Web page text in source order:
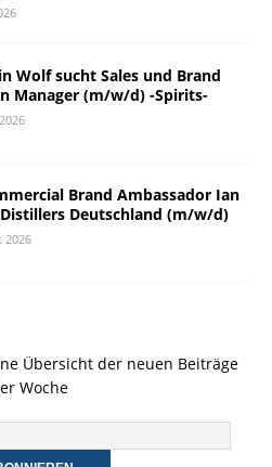
Wolf sucht Sales und Brand
Manager (m/w/d) -Spirits-
Brand Ambassador Ian
Deutschland (m/w/d)
2026
Übersicht der neuen Beiträge
Woche